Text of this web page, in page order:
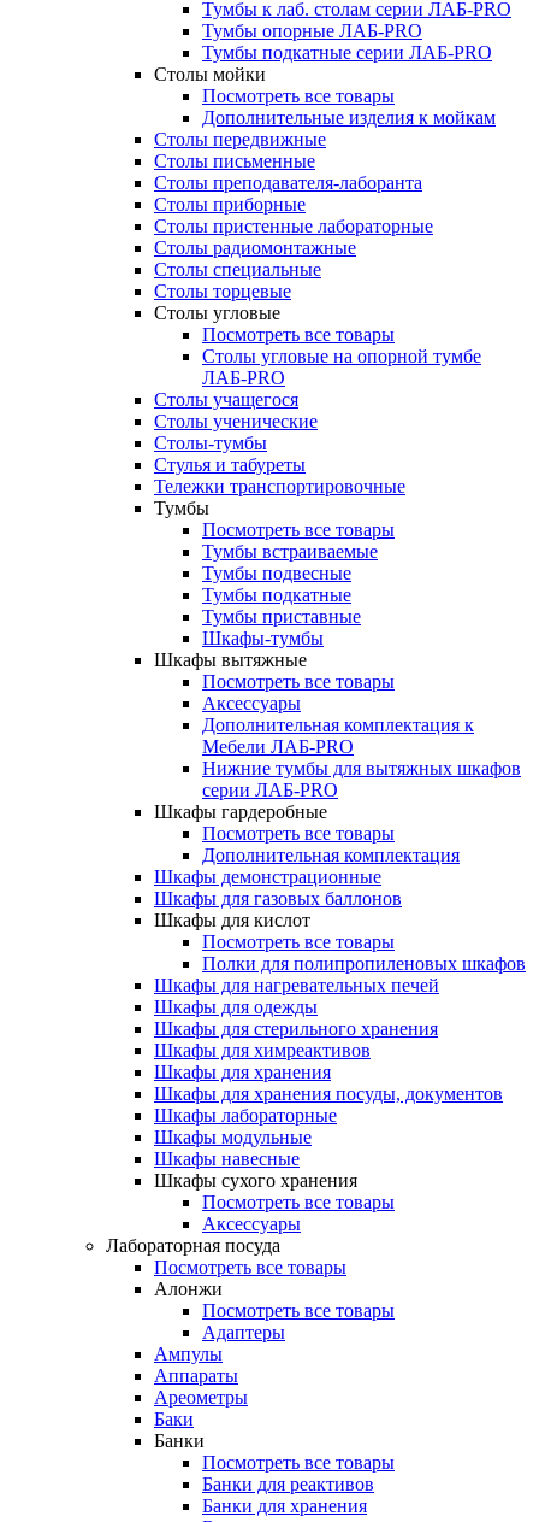
Тумбы к лаб. столам серии ЛАБ-PRO
Тумбы опорные ЛАБ-PRO
Тумбы подкатные серии ЛАБ-PRO
Столы мойки
Посмотреть все товары
Дополнительные изделия к мойкам
Столы передвижные
Столы письменные
Столы преподавателя-лаборанта
Столы приборные
Столы пристенные лабораторные
Столы радиомонтажные
Столы специальные
Столы торцевые
Столы угловые
Посмотреть все товары
Столы угловые на опорной тумбе
ЛАБ-PRO
Столы учащегося
Столы ученические
Столы-тумбы
Стулья и табуреты
Тележки транспортировочные
Тумбы
Посмотреть все товары
Тумбы встраиваемые
Тумбы подвесные
Тумбы подкатные
Тумбы приставные
Шкафы-тумбы
Шкафы вытяжные
Посмотреть все товары
Аксессуары
Дополнительная комплектация к
Мебели ЛАБ-PRO
Нижние тумбы для вытяжных шкафов
серии ЛАБ-PRO
Шкафы гардеробные
Посмотреть все товары
Дополнительная комплектация
Шкафы демонстрационные
Шкафы для газовых баллонов
Шкафы для кислот
Посмотреть все товары
Полки для полипропиленовых шкафов
Шкафы для нагревательных печей
Шкафы для одежды
Шкафы для стерильного хранения
Шкафы для химреактивов
Шкафы для хранения
Шкафы для хранения посуды, документов
Шкафы лабораторные
Шкафы модульные
Шкафы навесные
Шкафы сухого хранения
Посмотреть все товары
Аксессуары
Лабораторная посуда
Посмотреть все товары
Алонжи
Посмотреть все товары
Адаптеры
Ампулы
Аппараты
Ареометры
Баки
Банки
Посмотреть все товары
Банки для реактивов
Банки для хранения